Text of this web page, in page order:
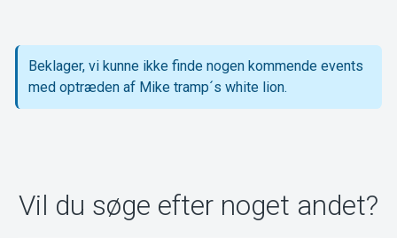
Support
Beklager, vi kunne ikke finde nogen kommende events
med optræden af Mike tramp´s white lion.
Vil du søge efter noget andet?